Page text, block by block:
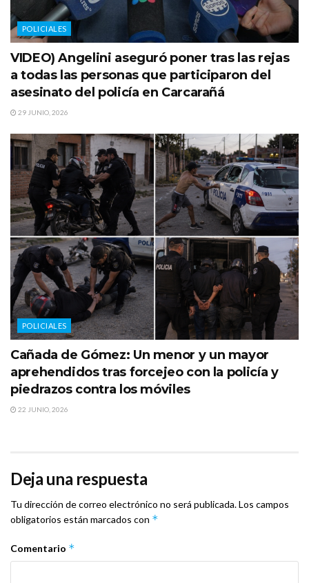
POLICIALES
VIDEO) Angelini aseguró poner tras las rejas
a todas las personas que participaron del
asesinato del policía en Carcarañá
29 JUNIO, 2026
POLICIALES
Cañada de Gómez: Un menor y un mayor
aprehendidos tras forcejeo con la policía y
piedrazos contra los móviles
22 JUNIO, 2026
Deja una respuesta
Tu dirección de correo electrónico no será publicada.Los campos
obligatorios están marcados con *
Comentario *